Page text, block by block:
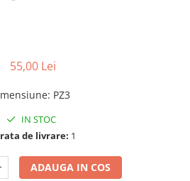
cobalt
55,00 Lei
: PZ3
IN STOC
de livrare: 1
ADAUGA IN COS